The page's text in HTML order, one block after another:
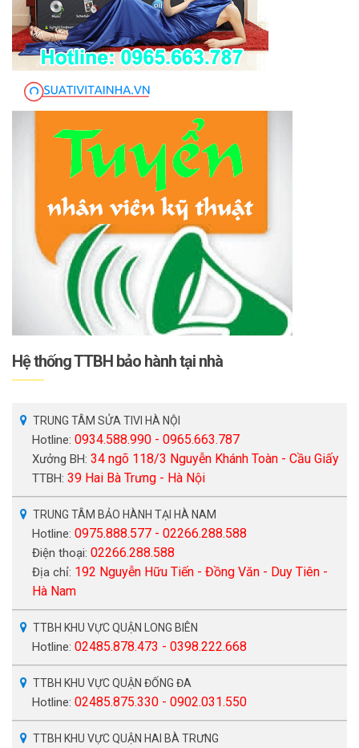
Hệ thống TTBH bảo hành tại nhà
TRUNG TÂM SỬA TIVI HÀ NỘI
Hotline: 0934.588.990 - 0965.663.787
Xưởng BH: 34 ngõ 118/3 Nguyễn Khánh Toàn - Cầu Giấy
TTBH: 39 Hai Bà Trưng - Hà Nội
TRUNG TÂM BẢO HÀNH TẠI HÀ NAM
Hotline: 0975.888.577 - 02266.288.588
Điện thoại: 02266.288.588
Địa chỉ: 192 Nguyễn Hữu Tiến - Đồng Văn - Duy Tiên -
Hà Nam
TTBH KHU VỰC QUẬN LONG BIÊN
Hotline: 02485.878.473 - 0398.222.668
TTBH KHU VỰC QUẬN ĐỐNG ĐA
Hotline: 02485.875.330 - 0902.031.550
TTBH KHU VỰC QUẬN HAI BÀ TRƯNG